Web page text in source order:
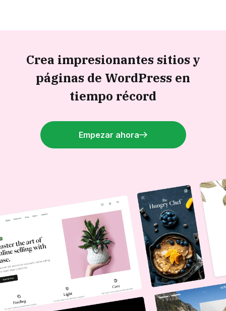
Crea impresionantes sitios y
páginas de WordPress en
tiempo récord
Empezar ahora